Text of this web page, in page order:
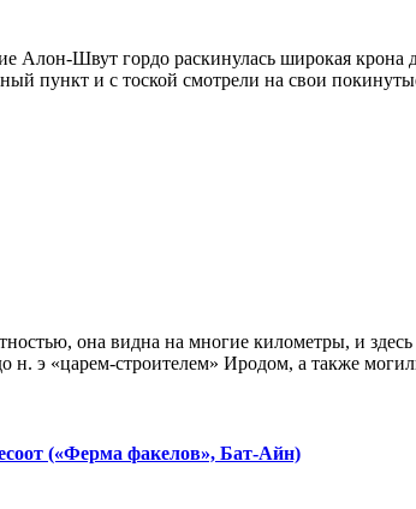
Алон-Швут гордо раскинулась широкая
пункт и с тоской смотрели на свои
она видна на многие километры, и
н. э «царем-строителем» Иродом, а также
(«Ферма факелов», Бат-Айн)